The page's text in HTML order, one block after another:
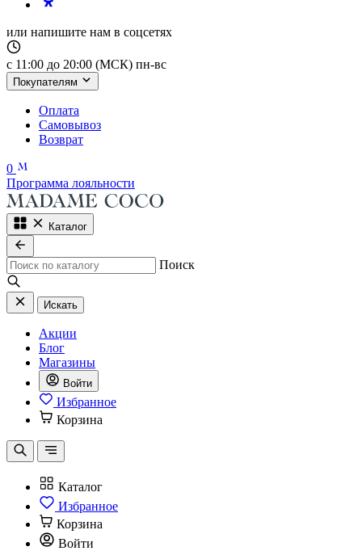
или напишите нам в соцсетях
с 11:00 до 20:00 (МСК) пн-вс
Покупателям
Оплата
Самовывоз
Возврат
0
Программа лояльности
Каталог
Поиск
Искать
Акции
Блог
Магазины
Войти
Избранное
Корзина
Каталог
Избранное
Корзина
Войти